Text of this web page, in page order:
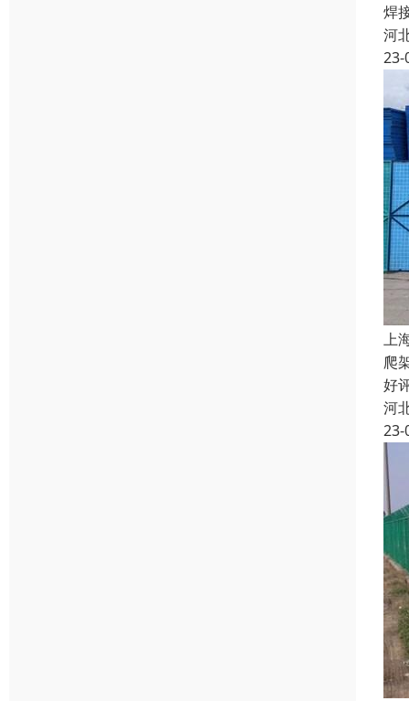
焊
河
23-
上
爬
好
河
23-